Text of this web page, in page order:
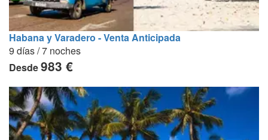
Habana y Varadero - Venta Anticipada
9 días / 7 noches
Desde983 €